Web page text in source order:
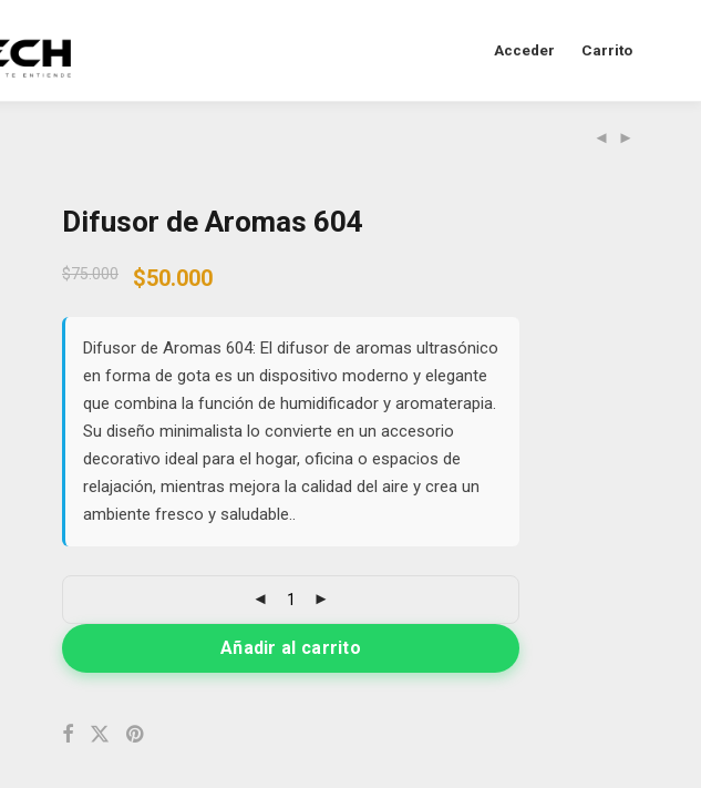
Acceder Carrito
Difusor de Aromas 604
$75.000
Original
$75.000.
$50.000Current
$50.000.
Difusor de Aromas 604: El difusor de aromas ultrasónico
en forma de gota es un dispositivo moderno y elegante
que combina la función de humidificador y aromaterapia.
Su diseño minimalista lo convierte en un accesorio
decorativo ideal para el hogar, oficina o espacios de
relajación, mientras mejora la calidad del aire y crea un
ambiente fresco y saludable..
Añadir al carrito